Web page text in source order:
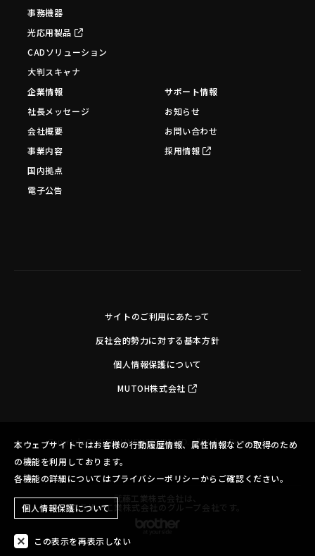
事務機器
光応用製品
CADソリューション
大判スキャナ
企業情報
社長メッセージ
会社概要
事業内容
国内拠点
電子公告
サポート情報
お知らせ
お問い合わせ
採用情報
サイトのご利用にあたって
反社会的勢力に対する基本方針
個人情報保護について
MUTOH株式会社
Copyright©MUTOH INDUSTRIES LTD. All Rights Reserved.
本ウェブサイトではお客様の行動履歴情報、属性情報などの取得のため
の機能を利用しております。
各機能の詳細についてはプライバシーポリシーからご確認ください。
個人情報保護について
この表示を再表示しない
武藤工業株式会社は、
ブラザー工業株式会社のグループ会社です。